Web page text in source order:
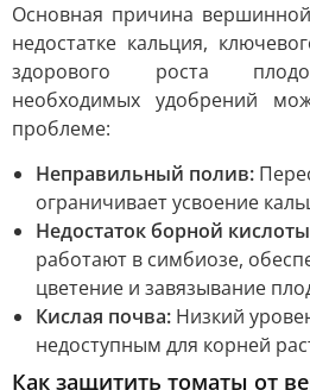
Основная причина
недостатке кальция,
здорового роста
необходимых удобрений
проблеме:
Неправильный полив:
ограничивает усвоение
Недостаток борной
работают в симбиозе,
цветение и завязывание
Кислая почва: Низкий
недоступным для корней
Как защитить томаты от